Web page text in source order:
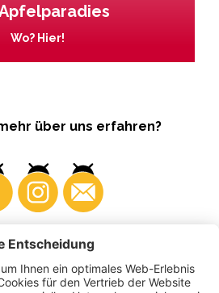
Wo? Hier!
über uns erfahren?
Produzenten